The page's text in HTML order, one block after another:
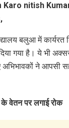
बलुआ में कार्यरत
गया है। ये भी
अभिभावकों ने आपसी
के वेतन पर लगाई रोक